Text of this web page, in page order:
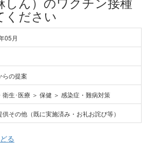
ください
05月
らの提案
衛生･医療 ＞ 保健 ＞ 感染症・難病対策
供その他（既に実施済み・お礼お詫び等）
る